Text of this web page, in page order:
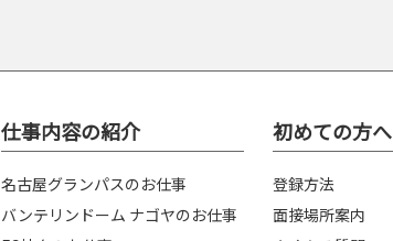
仕事内容の紹介
名古屋グランパスのお仕事
バンテリンドーム ナゴヤのお仕事
初めての方へ
登録方法
面接場所案内